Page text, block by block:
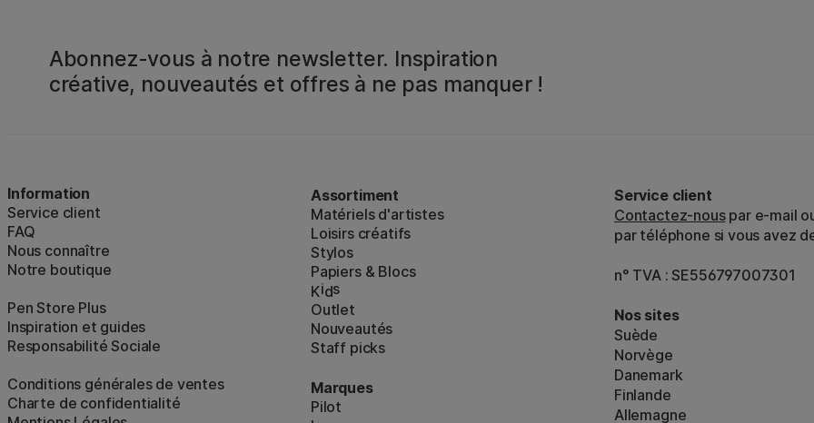
Abonnez-vous à notre newsletter. Inspiration
créative, nouveautés et offres à ne pas manquer !
Information
Service client
FAQ
Nous connaître
Notre boutique
Pen Store Plus
Inspiration et guides
Responsabilité Sociale
Conditions générales de ventes
Charte de confidentialité
Assortiment
Matériels d'artistes
Loisirs créatifs
Stylos
Papiers & Blocs
Kids
Outlet
Nouveautés
Staff picks
Marques
Pilot
Service client
Contactez-nouspar e-mail
par téléphone si vous avez
n° TVA : SE556797007301
Nos sites
Suède
Norvège
Danemark
Finlande
Allemagne